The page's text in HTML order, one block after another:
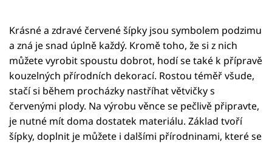
Krásné a zdravé červené šípky jsou symbolem podzimu
a zná je snad úplně každý. Kromě toho, že si z nich
můžete vyrobit spoustu dobrot, hodí se také k přípravě
kouzelných přírodních dekorací. Rostou téměř všude,
stačí si během procházky nastříhat větvičky s
červenými plody. Na výrobu věnce se pečlivě připravte,
je nutné mít doma dostatek materiálu. Základ tvoří
šípky, doplnit je můžete i dalšími přírodninami, které se